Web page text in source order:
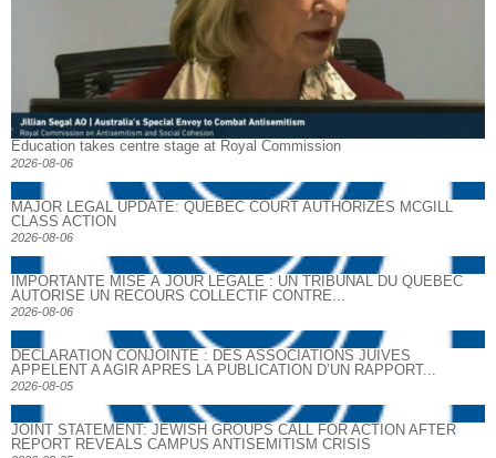
Education takes centre stage at Royal Commission
2026-08-06
MAJOR LEGAL UPDATE: QUEBEC COURT AUTHORIZES MCGILL
CLASS ACTION
2026-08-06
IMPORTANTE MISE À JOUR LÉGALE : UN TRIBUNAL DU QUÉBEC
AUTORISE UN RECOURS COLLECTIF CONTRE...
2026-08-06
DECLARATION CONJOINTE : DES ASSOCIATIONS JUIVES
APPELENT A AGIR APRES LA PUBLICATION D’UN RAPPORT...
2026-08-05
JOINT STATEMENT: JEWISH GROUPS CALL FOR ACTION AFTER
REPORT REVEALS CAMPUS ANTISEMITISM CRISIS